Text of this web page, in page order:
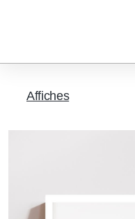
Affiches